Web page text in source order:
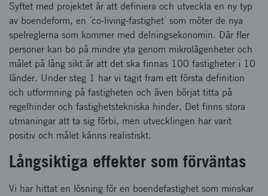
Syftet med projektet är att definiera och utveckla en ny typ
av boendeform, en ´co-living-fastighet´ som möter de nya
spelreglerna som kommer med delningsekonomin. Där fler
personer kan bo på mindre yta genom mikrolägenheter och
målet på lång sikt är att det ska finnas 100 fastigheter i 10
länder. Under steg 1 har vi tagit fram ett första definition
och utformning på fastigheten och även börjat titta på
regelhinder och fastighetstekniska hinder. Det finns stora
utmaningar att ta sig förbi, men utvecklingen har varit
positiv och målet känns realistiskt.
Långsiktiga effekter som förväntas
Vi har hittat en lösning för en boendefastighet som minskar